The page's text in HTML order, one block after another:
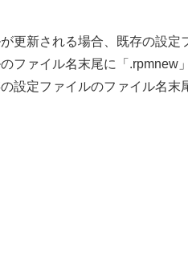
更新される場合、既存の設定
ファイル名末尾に「.rpmnew
設定ファイルのファイル名末